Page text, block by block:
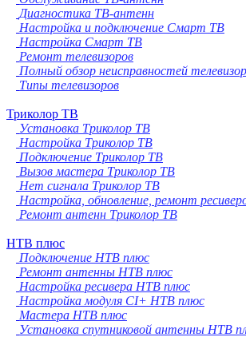
Диагностика ТВ-антенн
Настройка и подключение Смарт ТВ
Настройка Смарт ТВ
Ремонт телевизоров
Полный обзор неисправностей
Типы телевизоров
Триколор ТВ
Установка Триколор ТВ
Настройка Триколор ТВ
Подключение Триколор ТВ
Вызов мастера Триколор ТВ
Нет сигнала Триколор ТВ
Настройка, обновление, ремонт
Ремонт антенн Триколор ТВ
НТВ плюс
Подключение НТВ плюс
Ремонт антенны НТВ плюс
Настройка ресивера НТВ плюс
Настройка модуля CI+ НТВ плюс
Мастера НТВ плюс
Установка спутниковой антенны НТВ